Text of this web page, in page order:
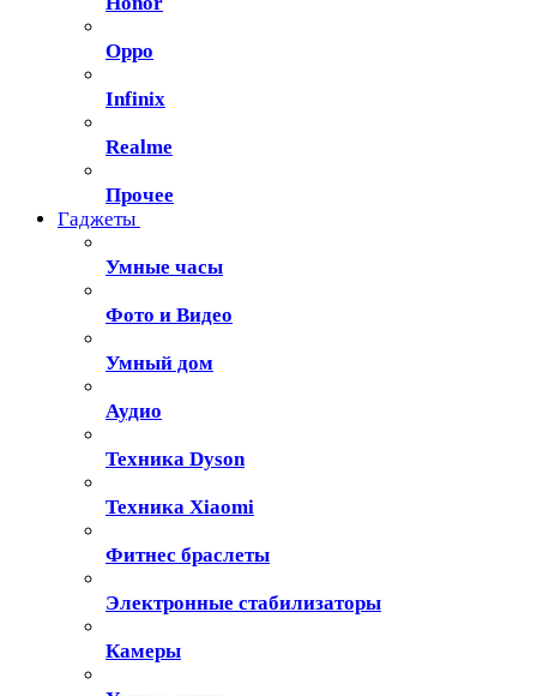
Oppo
Infinix
Realme
Прочее
Гаджеты
Умные часы
Фото и Видео
Умный дом
Аудио
Техника Dyson
Техника Xiaomi
Фитнес браслеты
Электронные стабилизаторы
Камеры